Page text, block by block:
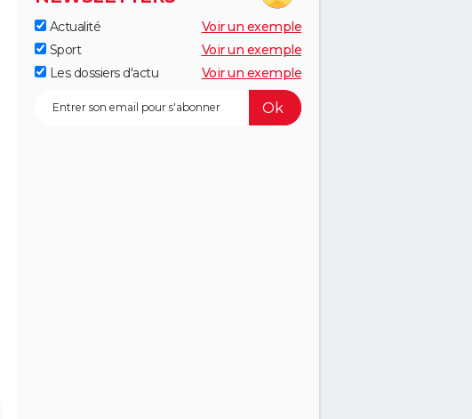
Actualité
Voir un exemple
Sport
Voir un exemple
Les dossiers d'actu
Voir un exemple